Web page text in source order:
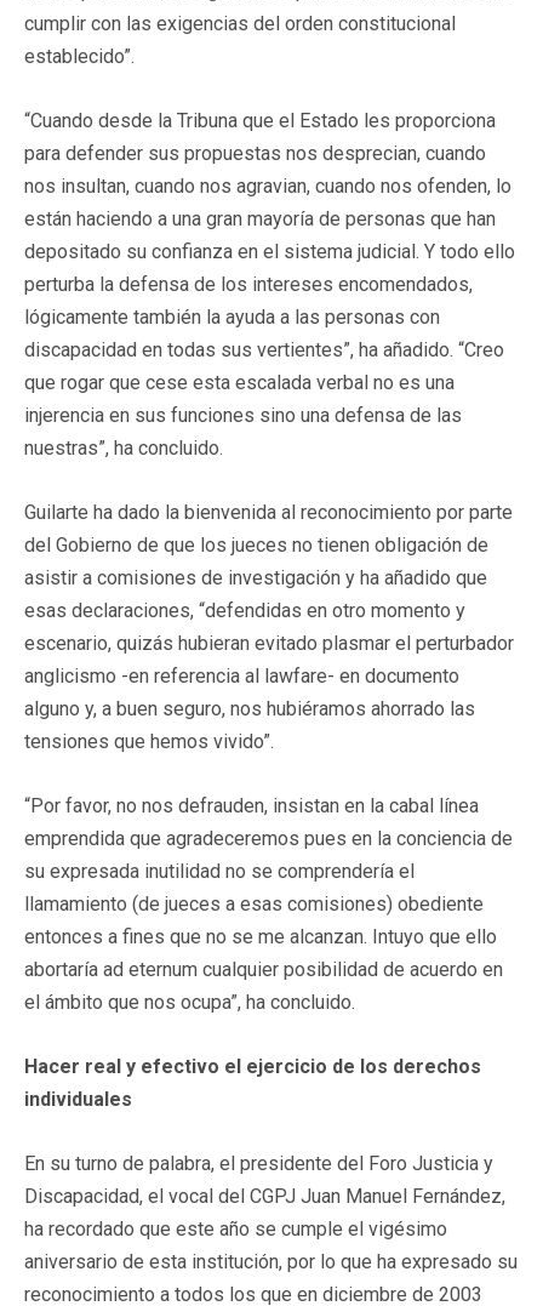
cumplir con las exigencias del orden constitucional
establecido”.
“Cuando desde la Tribuna que el Estado les proporciona
para defender sus propuestas nos desprecian, cuando
nos insultan, cuando nos agravian, cuando nos ofenden, lo
están haciendo a una gran mayoría de personas que han
depositado su confianza en el sistema judicial. Y todo ello
perturba la defensa de los intereses encomendados,
lógicamente también la ayuda a las personas con
discapacidad en todas sus vertientes”, ha añadido. “Creo
que rogar que cese esta escalada verbal no es una
injerencia en sus funciones sino una defensa de las
nuestras”, ha concluido.
Guilarte ha dado la bienvenida al reconocimiento por parte
del Gobierno de que los jueces no tienen obligación de
asistir a comisiones de investigación y ha añadido que
esas declaraciones, “defendidas en otro momento y
escenario, quizás hubieran evitado plasmar el perturbador
anglicismo -en referencia al lawfare- en documento
alguno y, a buen seguro, nos hubiéramos ahorrado las
tensiones que hemos vivido”.
“Por favor, no nos defrauden, insistan en la cabal línea
emprendida que agradeceremos pues en la conciencia de
su expresada inutilidad no se comprendería el
llamamiento (de jueces a esas comisiones) obediente
entonces a fines que no se me alcanzan. Intuyo que ello
abortaría ad eternum cualquier posibilidad de acuerdo en
el ámbito que nos ocupa”, ha concluido.
Hacer real y efectivo el ejercicio de los derechos
individuales
En su turno de palabra, el presidente del Foro Justicia y
Discapacidad, el vocal del CGPJ Juan Manuel Fernández,
ha recordado que este año se cumple el vigésimo
aniversario de esta institución, por lo que ha expresado su
reconocimiento a todos los que en diciembre de 2003